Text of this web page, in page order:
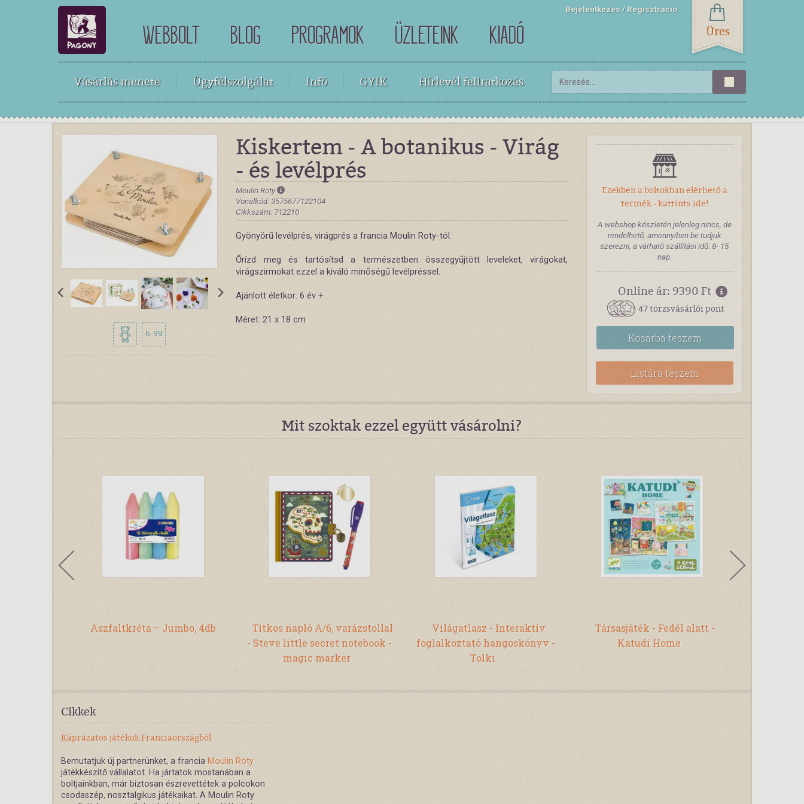
WEBBOLT BLOG PROGRAMOK ÜZLETEINK KIADÓ
Bejelentkezés Regisztráció
Üres
Vásárlás menete Ügyfélszolgálat Infó GYIK Hírlevél feliratkozás
6-99
Kiskertem - A botanikus - Virág
- és levélprés
Moulin Roty
Vonalkód: 3575677122104
Cikkszám: 712210
Gyönyörű levélprés, virágprés a francia Moulin Roty-tól.
Őrízd meg és tartósítsd a természetben összegyűjtött leveleket, virágokat,
virágszirmokat ezzel a kiváló minőségű levélpréssel.
Ajánlott életkor: 6 év +
Méret: 21 x 18 cm
Ezekben a boltokban elérhető a
termék - kattints ide!
A webshop készletén jelenleg nincs, de
rendelhető, amennyiben be tudjuk
szerezni, a várható szállítási idő: 8- 15
nap.
Online ár: 9390 Ft
47 törzsvásárlói pont
Kosárbateszem
Listára teszem
Mit szoktak ezzel együtt vásárolni?
Aszfaltkréta – Jumbo, 4db
Titkos napló A/6, varázstollal
- Steve little secret notebook -
magic marker
Világatlasz - Interaktív
foglalkoztató hangoskönyv -
Tolki
Társasjáték - Fedél alatt -
Katudi Home
Cikkek
Káprázatos játékok Franciaországból
Bemutatjuk új partnerünket, a francia Moulin Roty
játékkészítő vállalatot. Ha jártatok mostanában a
boltjainkban, már biztosan észrevettétek a polcokon
csodaszép, nosztalgikus játékaikat. A Moulin Roty